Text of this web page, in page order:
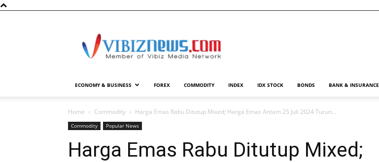
ECONOMY & BUSINESS FOREX COMMODITY INDEX IDX STOCK BONDS BANK & INSURANCE
Home Commodity Harga Emas Rabu Ditutup Mixed; Harga Emas Antam 25 Juli 2024 Turun...
Commodity Popular News
Harga Emas Rabu Ditutup Mixed;